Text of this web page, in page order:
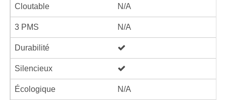
Cloutable N/A
3 PMS N/A
Durabilité
Silencieux
Écologique N/A